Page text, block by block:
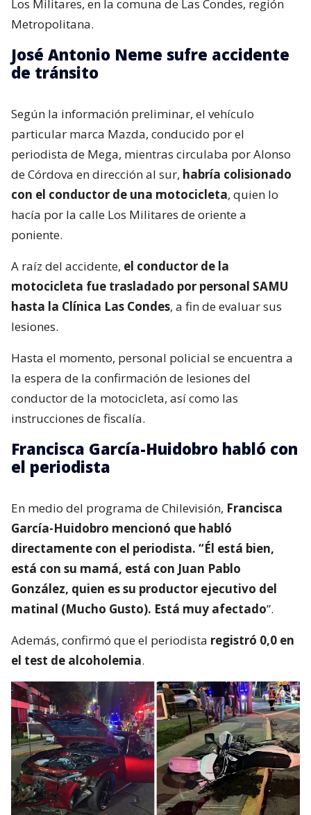
Los Militares, en la comuna de Las Condes, región
Metropolitana.
José Antonio Neme sufre accidente
de tránsito
Según la información preliminar, el vehículo
particular marca Mazda, conducido por el
periodista de Mega, mientras circulaba por Alonso
de Córdova en dirección al sur, habría colisionado
con el conductor de una motocicleta, quien lo
hacía por la calle Los Militares de oriente a
poniente.
A raíz del accidente, el conductor de la
motocicleta fue trasladado por personal SAMU
hasta la Clínica Las Condes, a fin de evaluar sus
lesiones.
Hasta el momento, personal policial se encuentra a
la espera de la confirmación de lesiones del
conductor de la motocicleta, así como las
instrucciones de fiscalía.
Francisca García-Huidobro habló con
el periodista
En medio del programa de Chilevisión, Francisca
García-Huidobro mencionó que habló
directamente con el periodista. “Él está bien,
está con su mamá, está con Juan Pablo
González, quien es su productor ejecutivo del
matinal (Mucho Gusto). Está muy afectado”.
Además, confirmó que el periodista registró 0,0 en
el test de alcoholemia.